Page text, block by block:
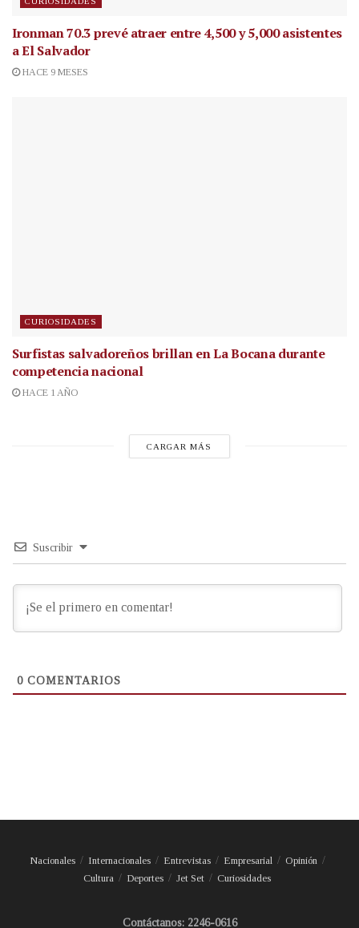
Ironman 70.3 prevé atraer entre 4,500 y 5,000 asistentes
a El Salvador
HACE 9 MESES
CURIOSIDADES
Surfistas salvadoreños brillan en La Bocana durante
competencia nacional
HACE 1 AÑO
CARGAR MÁS
Suscribir
0 COMENTARIOS
Nacionales Internacionales Entrevistas Empresarial
Opinión
Cultura
Deportes Jet Set Curiosidades
Contáctanos: 2246-0616